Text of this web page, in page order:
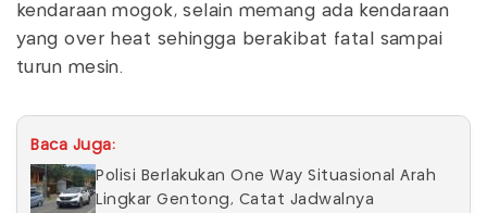
kendaraan mogok, selain memang ada kendaraan
yang over heat sehingga berakibat fatal sampai
turun mesin.
Baca Juga:
Polisi Berlakukan One Way Situasional Arah
Lingkar Gentong, Catat Jadwalnya